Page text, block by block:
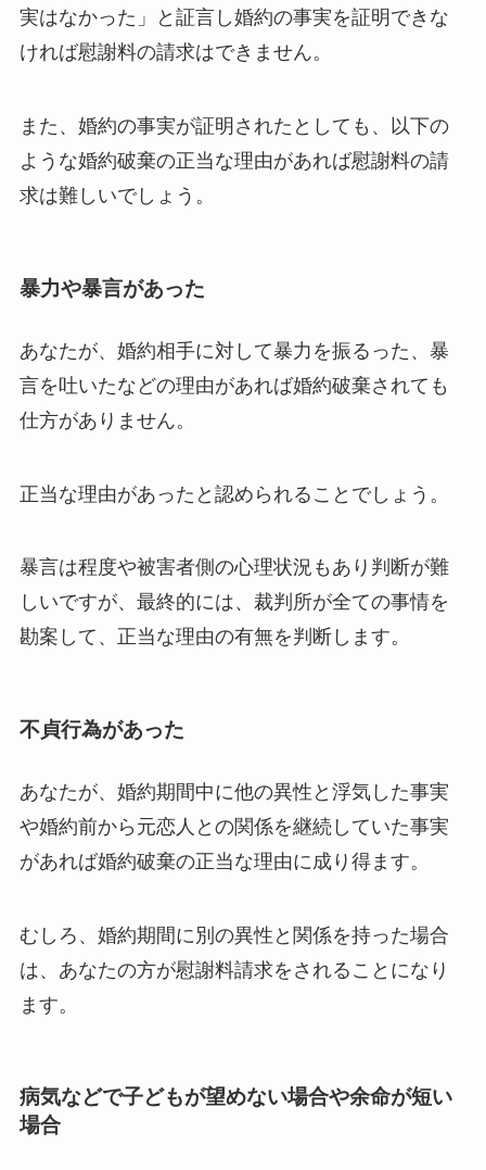
実はなかった」と証言し婚約の事実を証明できな
ければ慰謝料の請求はできません。
また、婚約の事実が証明されたとしても、以下の
ような婚約破棄の正当な理由があれば慰謝料の請
求は難しいでしょう。
暴力や暴言があった
あなたが、婚約相手に対して暴力を振るった、暴
言を吐いたなどの理由があれば婚約破棄されても
仕方がありません。
正当な理由があったと認められることでしょう。
暴言は程度や被害者側の心理状況もあり判断が難
しいですが、最終的には、裁判所が全ての事情を
勘案して、正当な理由の有無を判断します。
不貞行為があった
あなたが、婚約期間中に他の異性と浮気した事実
や婚約前から元恋人との関係を継続していた事実
があれば婚約破棄の正当な理由に成り得ます。
むしろ、婚約期間に別の異性と関係を持った場合
は、あなたの方が慰謝料請求をされることになり
ます。
病気などで子どもが望めない場合や余命が短い
場合